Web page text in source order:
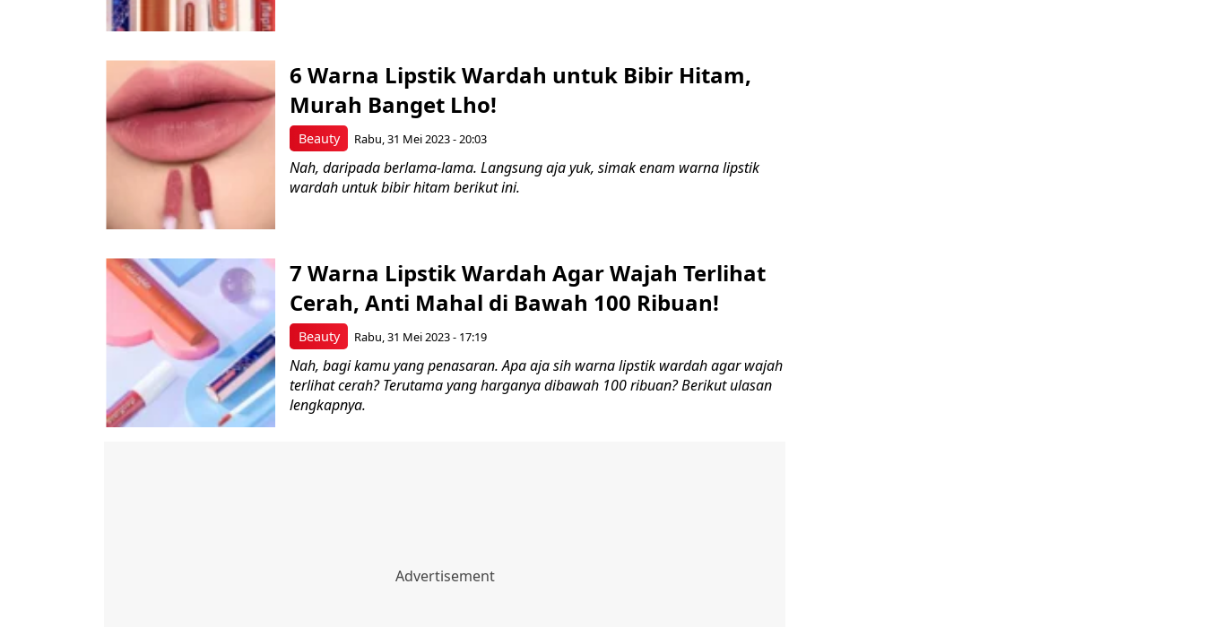
Beauty
6 Warna Lipstik Wardah untuk Bibir Hitam,
Murah Banget Lho!
Rabu, 31 Mei 2023 - 20:03
Nah, daripada berlama-lama. Langsung aja yuk, simak enam warna lipstik
wardah untuk bibir hitam berikut ini.
Beauty
7 Warna Lipstik Wardah Agar Wajah Terlihat
Cerah, Anti Mahal di Bawah 100 Ribuan!
Rabu, 31 Mei 2023 - 17:19
Nah, bagi kamu yang penasaran. Apa aja sih warna lipstik wardah agar wajah
terlihat cerah? Terutama yang harganya dibawah 100 ribuan? Berikut ulasan
lengkapnya.